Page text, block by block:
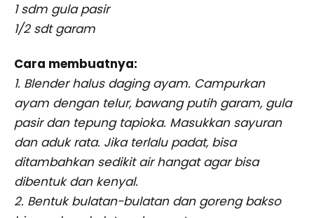
1 sdm gula pasir
1/2 sdt garam
Cara membuatnya:
1. Blender halus daging ayam. Campurkan
ayam dengan telur, bawang putih garam, gula
pasir dan tepung tapioka. Masukkan sayuran
dan aduk rata. Jika terlalu padat, bisa
ditambahkan sedikit air hangat agar bisa
dibentuk dan kenyal.
2. Bentuk bulatan-bulatan dan goreng bakso